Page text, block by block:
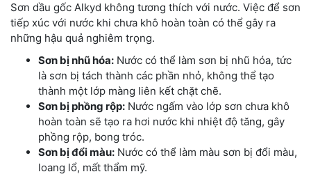
Sơn dầu gốc Alkyd không tương thích với nước. Việc để sơn
tiếp xúc với nước khi chưa khô hoàn toàn có thể gây ra
những hậu quả nghiêm trọng.
Sơn bị nhũ hóa: Nước có thể làm sơn bị nhũ hóa, tức
là sơn bị tách thành các phần nhỏ, không thể tạo
thành một lớp màng liên kết chặt chẽ.
Sơn bị phồng rộp: Nước ngấm vào lớp sơn chưa khô
hoàn toàn sẽ tạo ra hơi nước khi nhiệt độ tăng, gây
phồng rộp, bong tróc.
Sơn bị đổi màu: Nước có thể làm màu sơn bị đổi màu,
loang lổ, mất thẩm mỹ.